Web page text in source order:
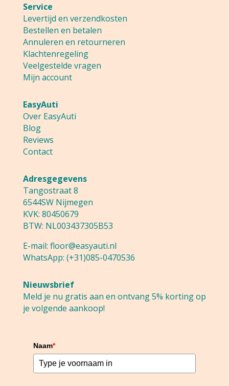
Service
Levertijd en verzendkosten
Bestellen en betalen
Annuleren en retourneren
Klachtenregeling
Veelgestelde vragen
Mijn account
EasyAuti
Over EasyAuti
Blog
Reviews
Contact
Adresgegevens
Tangostraat 8
6544SW Nijmegen
KVK: 80450679
BTW: NL003437305B53
E-mail: floor@easyauti.nl
WhatsApp: (+31)085-0470536
Nieuwsbrief
Meld je nu gratis aan en ontvang 5% korting op
je volgende aankoop!
Naam*